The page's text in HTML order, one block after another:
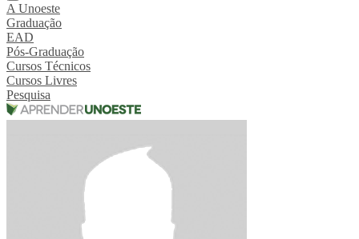
A Unoeste
Graduação
EAD
Pós-Graduação
Cursos Técnicos
Cursos Livres
Pesquisa